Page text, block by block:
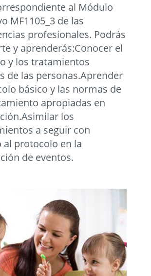
al Módulo
MF1105_3 de las
profesionales. Podrás
y aprenderás:Conocer el
y los tratamientos
de las personas.Aprender
básico y las normas de
apropiadas en
los
a seguir con
al protocolo en la
de eventos.